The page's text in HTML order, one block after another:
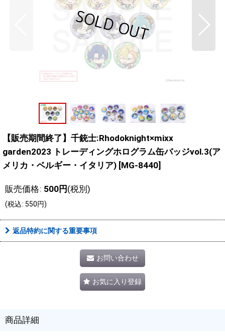
【販売期間終了】千銃士:Rhodoknight×mixx
garden2023 トレーディングホログラム缶バッジvol.3(ア
メリカ・ベルギー・イタリア) [MG-8440]
販売価格: 500円 (税別)
(税込: 550円)
返品特約に関する重要事項
お問い合わせ
お気に入り登録
商品詳細